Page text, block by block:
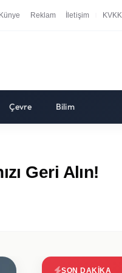
Reklam İletişim KVKK
Çevre Bilim
Geri Alın!
SON DAKIKA